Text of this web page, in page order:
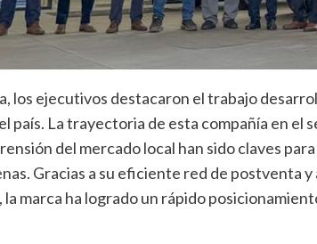
los ejecutivos destacaron el trabajo
país. La trayectoria de esta compañía en el
del mercado local han sido claves
Gracias a su eficiente red de postventa
la marca ha logrado un rápido